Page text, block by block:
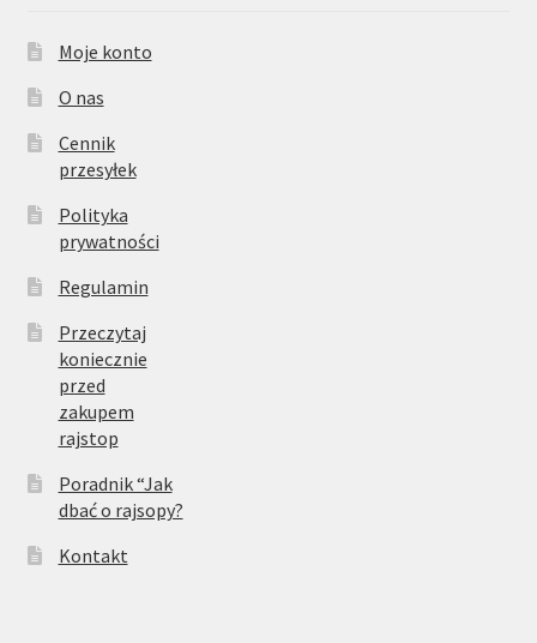
Moje konto
O nas
Cennik
przesyłek
Polityka
prywatności
Regulamin
Przeczytaj
koniecznie
przed
zakupem
rajstop
Poradnik “Jak
dbać o rajsopy?
Kontakt